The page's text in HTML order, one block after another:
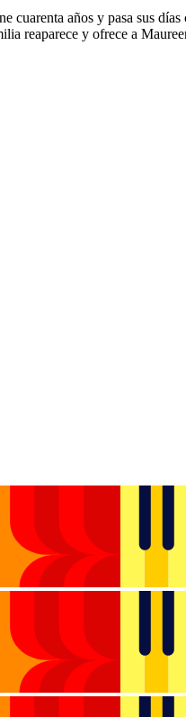
cuarenta años y pasa sus
reaparece y ofrece a